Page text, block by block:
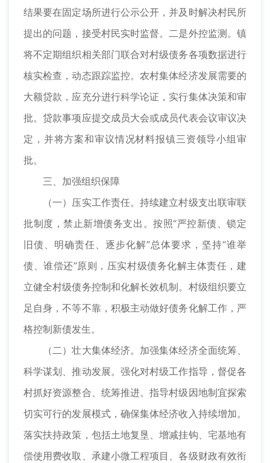
结果要在固定场所进行公示公开，并及时解决村民所
提出的问题，接受村民实时监督。二是外控监测。镇
将不定期组织相关部门联合对村级债务各项数据进行
核实检查，动态跟踪监控。农村集体经济发展需要的
大额贷款，应充分进行科学论证，实行集体决策和审
批。贷款事项应提交成员大会或成员代表会议审议决
定，并将方案和审议情况材料报镇三资领导小组审
批。
三、加强组织保障
（一）压实工作责任。持续建立村级支出联审联
批制度，禁止新增债务支出。按照“严控新债、锁定
旧债、明确责任、逐步化解”总体要求，坚持“谁举
债、谁偿还”原则，压实村级债务化解主体责任，建
立健全村级债务控制和化解长效机制。村级组织要立
足自身，不等不靠，积极主动做好债务化解工作，严
格控制新债发生。
（二）壮大集体经济。加强集体经济全面统筹、
科学谋划、推动发展。强化对村级工作指导，督促各
村抓好资源整合、统筹推进。指导村级因地制宜探索
切实可行的发展模式，确保集体经济收入持续增加。
落实扶持政策，包括土地复垦、增减挂钩、宅基地有
偿使用费收取、承建小微工程项目、各级财政有效衔